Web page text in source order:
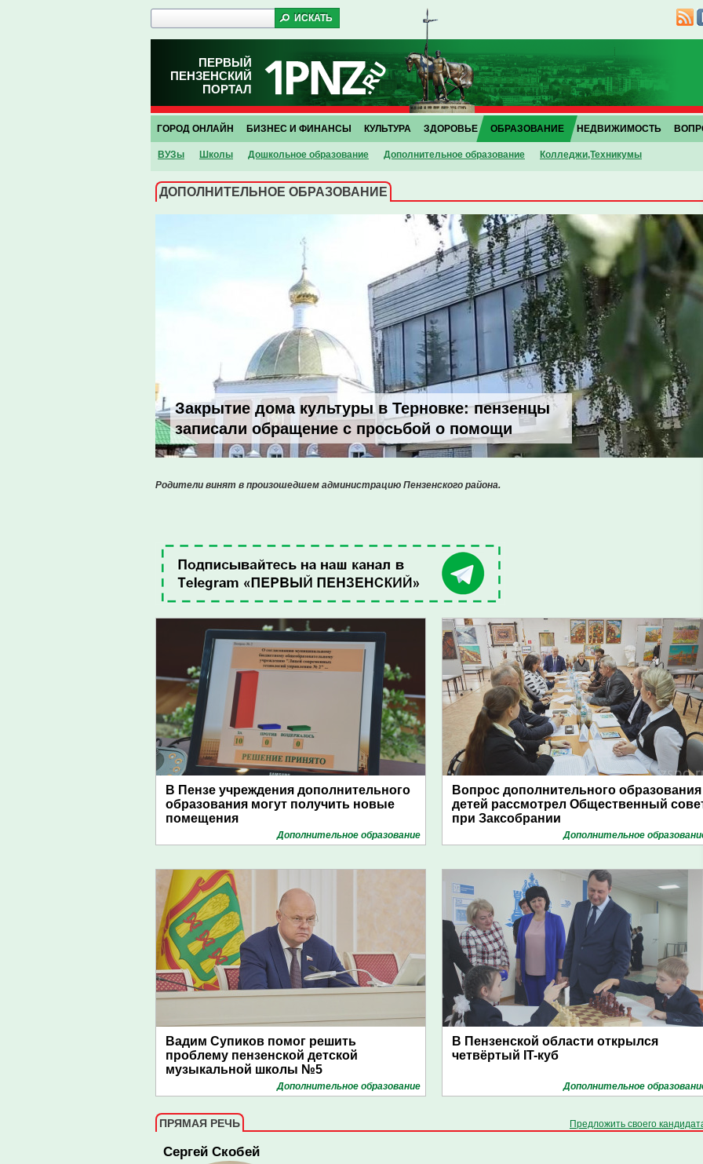
ПЕРВЫЙ
ПЕНЗЕНСКИЙ
ПОРТАЛ
ГОРОД ОНЛАЙН БИЗНЕС И ФИНАНСЫ КУЛЬТУРА ЗДОРОВЬЕ ОБРАЗОВАНИЕ
ВУЗы Школы Дошкольное образование Дополнительное образование Колледжи,Техникумы
НЕДВИЖИМОСТЬ
ДОПОЛНИТЕЛЬНОЕ ОБРАЗОВАНИЕ
Закрытие дома культуры в Терновке: пензенцы
записали обращение с просьбой о помощи
Родители винят в произошедшем администрацию Пензенского района.
В Пензе учреждения дополнительного
образования могут получить новые
помещения
Дополнительное образование
Вопрос дополнительного образования
детей рассмотрел Общественный
при Заксобрании
Дополнительное
Вадим Супиков помог решить
проблему пензенской детской
музыкальной школы №5
Дополнительное образование
В Пензенской области открылся
четвёртый IT-куб
Дополнительное
ПРЯМАЯ РЕЧЬ Предложить своего
Сергей Скобей